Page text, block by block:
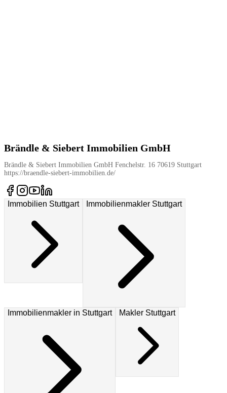
Brändle & Siebert Immobilien GmbH
Brändle & Siebert Immobilien GmbH Fenchelstr. 16 70619 Stuttgart
https://braendle-siebert-immobilien.de/
Immobilien Stuttgart Immobilienmakler Stuttgart
Immobilienmakler in Stuttgart Makler Stuttgart